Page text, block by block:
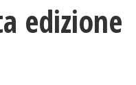
edizione